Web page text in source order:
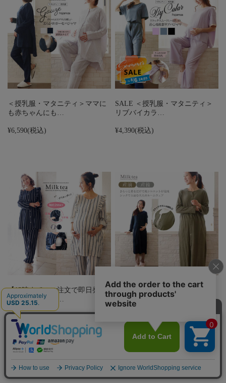
＜授乳服・マタニティ＞ママに
も赤ちゃんにも…
¥6,590(税込)
SALE ＜授乳服・マタニティ＞
リブバイカラ…
¥4,390(税込)
【13時までのご注文で即日発送
対象】＜マタニ…
¥6,990(税込)
＜産前産後・授乳口付きパジャ
マ＞ワッフルワン…